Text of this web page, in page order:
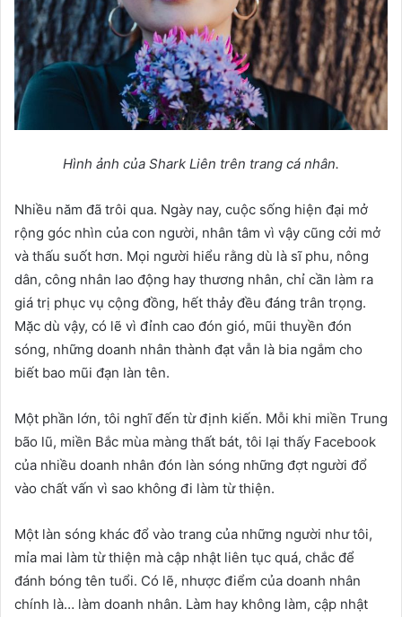
Hình ảnh của Shark Liên trên trang cá nhân.
Nhiều năm đã trôi qua. Ngày nay, cuộc sống hiện đại mở
rộng góc nhìn của con người, nhân tâm vì vậy cũng cởi mở
và thấu suốt hơn. Mọi người hiểu rằng dù là sĩ phu, nông
dân, công nhân lao động hay thương nhân, chỉ cần làm ra
giá trị phục vụ cộng đồng, hết thảy đều đáng trân trọng.
Mặc dù vậy, có lẽ vì đỉnh cao đón gió, mũi thuyền đón
sóng, những doanh nhân thành đạt vẫn là bia ngắm cho
biết bao mũi đạn làn tên.
Một phần lớn, tôi nghĩ đến từ định kiến. Mỗi khi miền Trung
bão lũ, miền Bắc mùa màng thất bát, tôi lại thấy Facebook
của nhiều doanh nhân đón làn sóng những đợt người đổ
vào chất vấn vì sao không đi làm từ thiện.
Một làn sóng khác đổ vào trang của những người như tôi,
mỉa mai làm từ thiện mà cập nhật liên tục quá, chắc để
đánh bóng tên tuổi. Có lẽ, nhược điểm của doanh nhân
chính là… làm doanh nhân. Làm hay không làm, cập nhật